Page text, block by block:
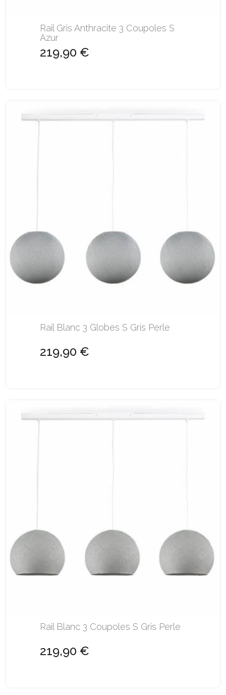
Rail Gris Anthracite 3 Coupoles S
Azur
219,90 €
Rail Blanc 3 Globes S Gris Perle
219,90 €
Rail Blanc 3 Coupoles S Gris Perle
219,90 €